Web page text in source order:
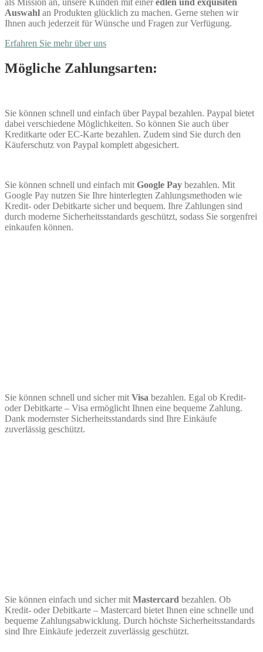
als Mission an, unsere Kunden mit eineredlen und exquisiten
Auswahl an Produkten glücklich zu machen. Gerne stehen wir
Ihnen auch jederzeit für Wünsche und Fragen zur Verfügung.
Erfahren Sie mehr über uns
Mögliche Zahlungsarten:
Sie können schnell und einfach über Paypal bezahlen. Paypal bietet
dabei verschiedene Möglichkeiten. So können Sie auch über
Kreditkarte oder EC-Karte bezahlen. Zudem sind Sie durch den
Käuferschutz von Paypal komplett abgesichert.
Sie können schnell und einfach mit Google Pay bezahlen. Mit
Google Pay nutzen Sie Ihre hinterlegten Zahlungsmethoden wie
Kredit- oder Debitkarte sicher und bequem. Ihre Zahlungen sind
durch moderne Sicherheitsstandards geschützt, sodass Sie sorgenfrei
einkaufen können.
Sie können schnell und sicher mit Visa bezahlen. Egal ob Kredit-
oder Debitkarte – Visa ermöglicht Ihnen eine bequeme Zahlung.
Dank modernster Sicherheitsstandards sind Ihre Einkäufe
zuverlässig geschützt.
Sie können einfach und sicher mit Mastercard bezahlen. Ob
Kredit- oder Debitkarte – Mastercard bietet Ihnen eine schnelle und
bequeme Zahlungsabwicklung. Durch höchste Sicherheitsstandards
sind Ihre Einkäufe jederzeit zuverlässig geschützt.